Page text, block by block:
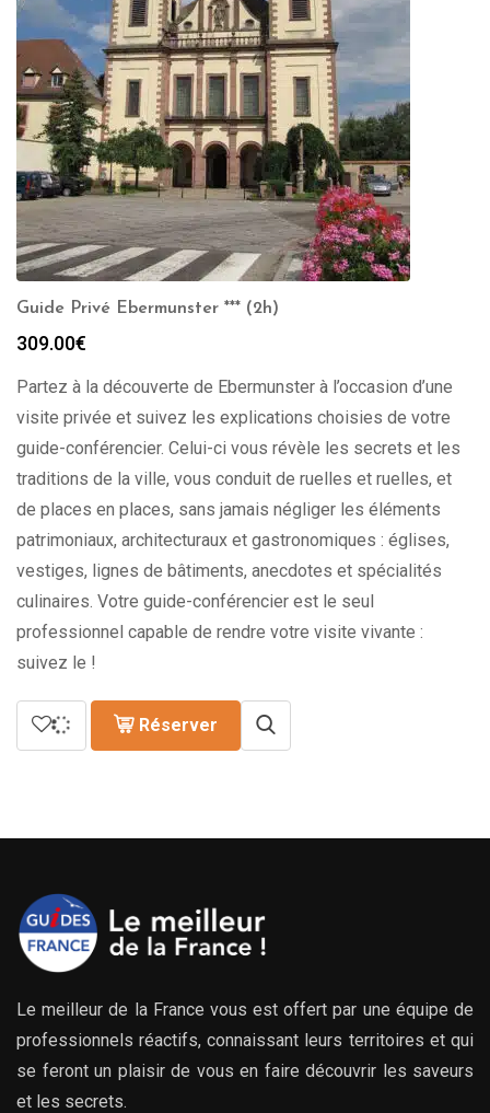
Guide Privé Ebermunster *** (2h)
309.00€
Partez à la découverte de Ebermunster à l’occasion d’une
visite privée et suivez les explications choisies de votre
guide-conférencier. Celui-ci vous révèle les secrets et les
traditions de la ville, vous conduit de ruelles et ruelles, et
de places en places, sans jamais négliger les éléments
patrimoniaux, architecturaux et gastronomiques : églises,
vestiges, lignes de bâtiments, anecdotes et spécialités
culinaires. Votre guide-conférencier est le seul
professionnel capable de rendre votre visite vivante :
suivez le !
Réserver
Le meilleur de la France vous est offert par une équipe de
professionnels réactifs, connaissant leurs territoires et qui
se feront un plaisir de vous en faire découvrir les saveurs
et les secrets.